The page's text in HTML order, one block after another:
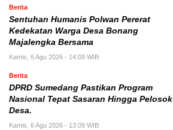
Berita
Sentuhan Humanis Polwan Pererat
Kedekatan Warga Desa Bonang
Majalengka Bersama
Kamis, 6 Agu 2026 - 14:09 WIB
Berita
DPRD Sumedang Pastikan Program
Nasional Tepat Sasaran Hingga Pelosok
Desa.
Kamis, 6 Agu 2026 - 13:09 WIB